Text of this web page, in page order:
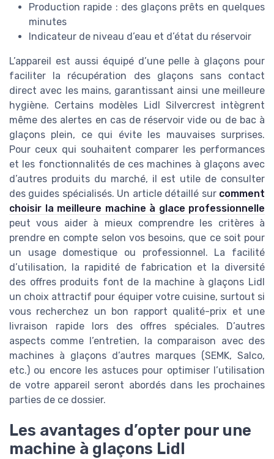
Production rapide : des glaçons prêts en quelques
minutes
Indicateur de niveau d’eau et d’état du réservoir
L’appareil est aussi équipé d’une pelle à glaçons pour
faciliter la récupération des glaçons sans contact
direct avec les mains, garantissant ainsi une meilleure
hygiène. Certains modèles Lidl Silvercrest intègrent
même des alertes en cas de réservoir vide ou de bac à
glaçons plein, ce qui évite les mauvaises surprises.
Pour ceux qui souhaitent comparer les performances
et les fonctionnalités de ces machines à glaçons avec
d’autres produits du marché, il est utile de consulter
des guides spécialisés. Un article détaillé sur comment
choisir la meilleure machine à glace professionnelle
peut vous aider à mieux comprendre les critères à
prendre en compte selon vos besoins, que ce soit pour
un usage domestique ou professionnel. La facilité
d’utilisation, la rapidité de fabrication et la diversité
des offres produits font de la machine à glaçons Lidl
un choix attractif pour équiper votre cuisine, surtout si
vous recherchez un bon rapport qualité-prix et une
livraison rapide lors des offres spéciales. D’autres
aspects comme l’entretien, la comparaison avec des
machines à glaçons d’autres marques (SEMK, Salco,
etc.) ou encore les astuces pour optimiser l’utilisation
de votre appareil seront abordés dans les prochaines
parties de ce dossier.
Les avantages d’opter pour une
machine à glaçons Lidl